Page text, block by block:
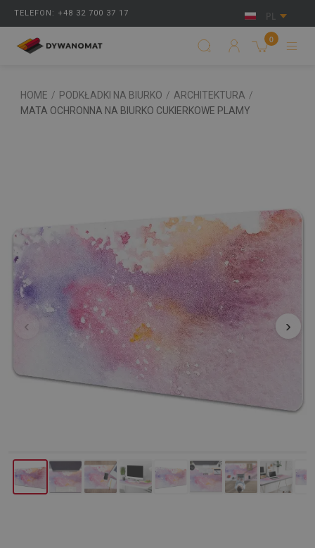
TELEFON: +48 32 700 37 17 PL
0
HOME / PODKŁADKI NA BIURKO / ARCHITEKTURA /
MATA OCHRONNA NA BIURKO CUKIERKOWE PLAMY
‹ ›